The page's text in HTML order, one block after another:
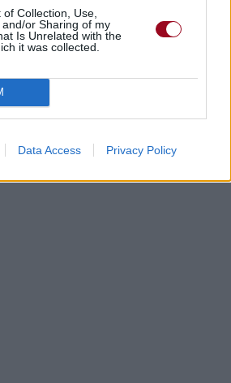
Collection, Use,
or Sharing of my
Is Unrelated with the
it was collected.
Data Access Privacy Policy